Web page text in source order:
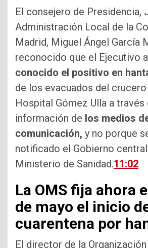
El consejero de Presidencia,
Administración Local de la
Madrid, Miguel Ángel García
reconocido que el Ejecutivo
conocido el positivo en
de los evacuados del
Hospital Gómez Ulla a través
información de los medios
comunicación, y no porque
notificado el Gobierno
Ministerio de Sanidad.11:02
La OMS fija ahora
de mayo el inicio
cuarentena por
El director de la